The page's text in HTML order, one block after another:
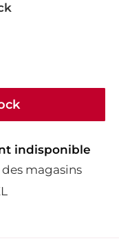
indisponible
magasins